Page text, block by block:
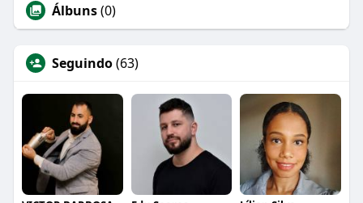
Álbuns(0)
Seguindo(63)